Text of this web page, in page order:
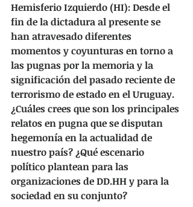
Hemisferio Izquierdo (HI): Desde el
fin de la dictadura al presente se
han atravesado diferentes
momentos y coyunturas en torno a
las pugnas por la memoria y la
significación del pasado reciente de
terrorismo de estado en el Uruguay.
¿Cuáles crees que son los principales
relatos en pugna que se disputan
hegemonía en la actualidad de
nuestro país? ¿Qué escenario
político plantean para las
organizaciones de DD.HH y para la
sociedad en su conjunto?